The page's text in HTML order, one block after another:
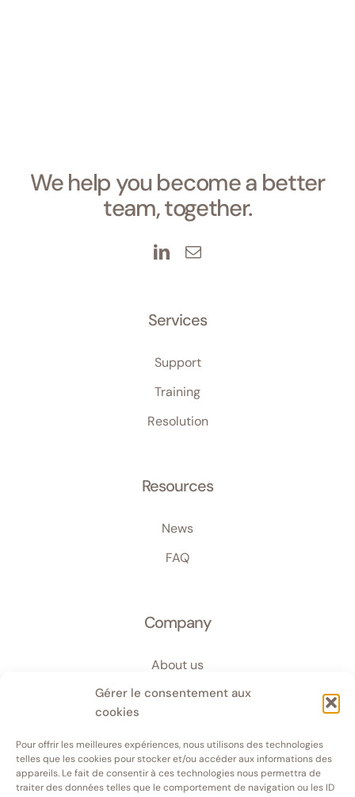
Gérer le consentement aux
cookies
Pour offrir les meilleures expériences, nous utilisons des technologies
telles que les cookies pour stocker et/ou accéder aux informations des
appareils. Le fait de consentir à ces technologies nous permettra de
traiter des données telles que le comportement de navigation ou les ID
We help you become a better
team, together.
Services
Support
Training
Resolution
Resources
News
FAQ
Company
About us
Team
Contact
Privacy Policy